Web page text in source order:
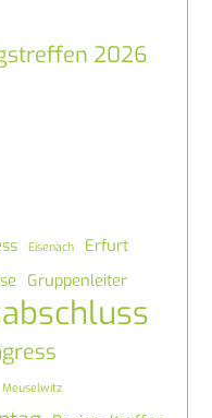
2026
Eisenach Erfurt
Gruppenleiter
Meuselwitz